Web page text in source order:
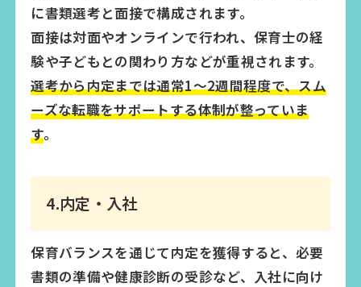
に書類選考と面接で構成されます。
面接は対面やオンラインで行われ、保育士の経
験や子どもとの関わり方などが重視されます。
選考から内定までは通常1〜2週間程度で、スム
ーズな転職をサポートする体制が整っていま
す。
4.内定・入社
保育バランスを通じて内定を獲得すると、必要
書類の準備や健康診断の受診など、入社に向け